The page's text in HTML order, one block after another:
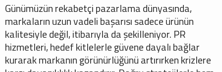
Günümüzün rekabetçi pazarlama dünyasında,
markaların uzun vadeli başarısı sadece ürünün
kalitesiyle değil, itibarıyla da şekilleniyor. PR
hizmetleri, hedef kitlelerle güvene dayalı bağlar
kurarak markanın görünürlüğünü artırırken krizlere